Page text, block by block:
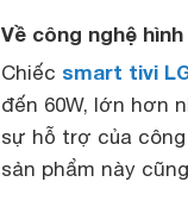
Về công nghệ
Chiếc smart tivi
đến 60W, lớn hơn
sự hỗ trợ của
sản phẩm này